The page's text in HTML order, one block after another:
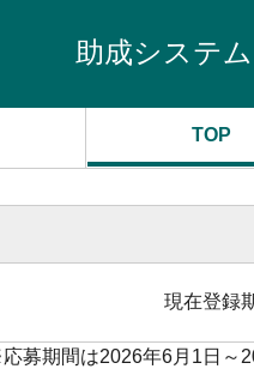
助成システム
TOP
現在登録
募期間は2026年6月1日～